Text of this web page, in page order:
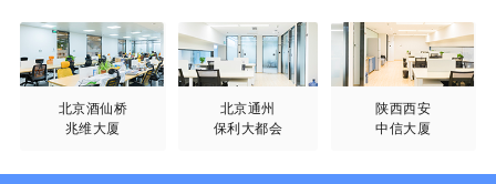
北京酒仙桥
兆维大厦
北京通州
保利大都会
陕西西安
中信大厦